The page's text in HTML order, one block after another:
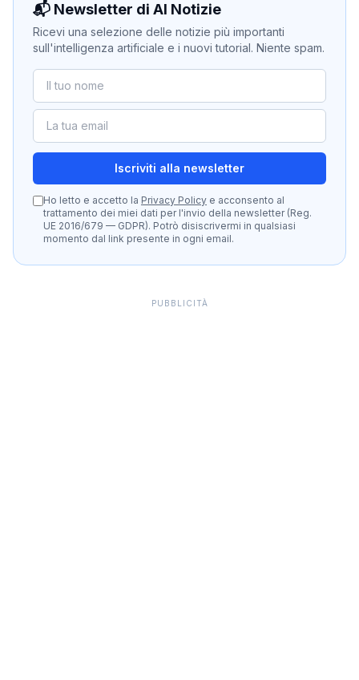
📬 Newsletter di AI Notizie
Ricevi una selezione delle notizie più importanti
sull'intelligenza artificiale e i nuovi tutorial. Niente spam.
Iscriviti alla newsletter
Ho letto e accetto la Privacy Policy e acconsento al
trattamento dei miei dati per l'invio della newsletter (Reg.
UE 2016/679 — GDPR). Potrò disiscrivermi in qualsiasi
momento dal link presente in ogni email.
PUBBLICITÀ